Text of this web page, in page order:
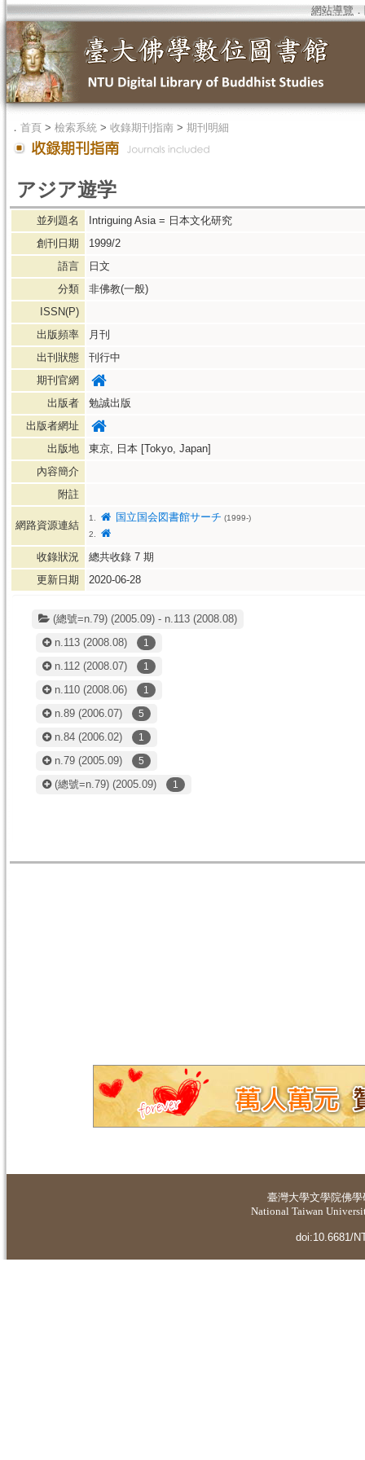
網站導覽 ．
． 首頁 > 檢索系統 > 收錄期刊指南 > 期刊明細
アジア遊学
並列題名
Intriguing Asia = 日本文化研究
創刊日期
1999/2
語言
日文
分類
非佛教(一般)
ISSN(P)
出版頻率
月刊
出刊狀態
刊行中
期刊官網
出版者
勉誠出版
出版者網址
出版地
東京, 日本 [Tokyo, Japan]
內容簡介
附註
網路資源連結
1. 国立国会図書館サーチ (1999-)
2.
收錄狀況 總共收錄 7 期
更新日期
2020-06-28
(總號=n.79) (2005.09) - n.113 (2008.08)
n.113 (2008.08) 1
n.112 (2008.07) 1
n.110 (2008.06) 1
n.89 (2006.07) 5
n.84 (2006.02) 1
n.79 (2005.09) 5
(總號=n.79) (2005.09) 1
臺灣大學文學院佛
National Taiwan
doi:10.6681/